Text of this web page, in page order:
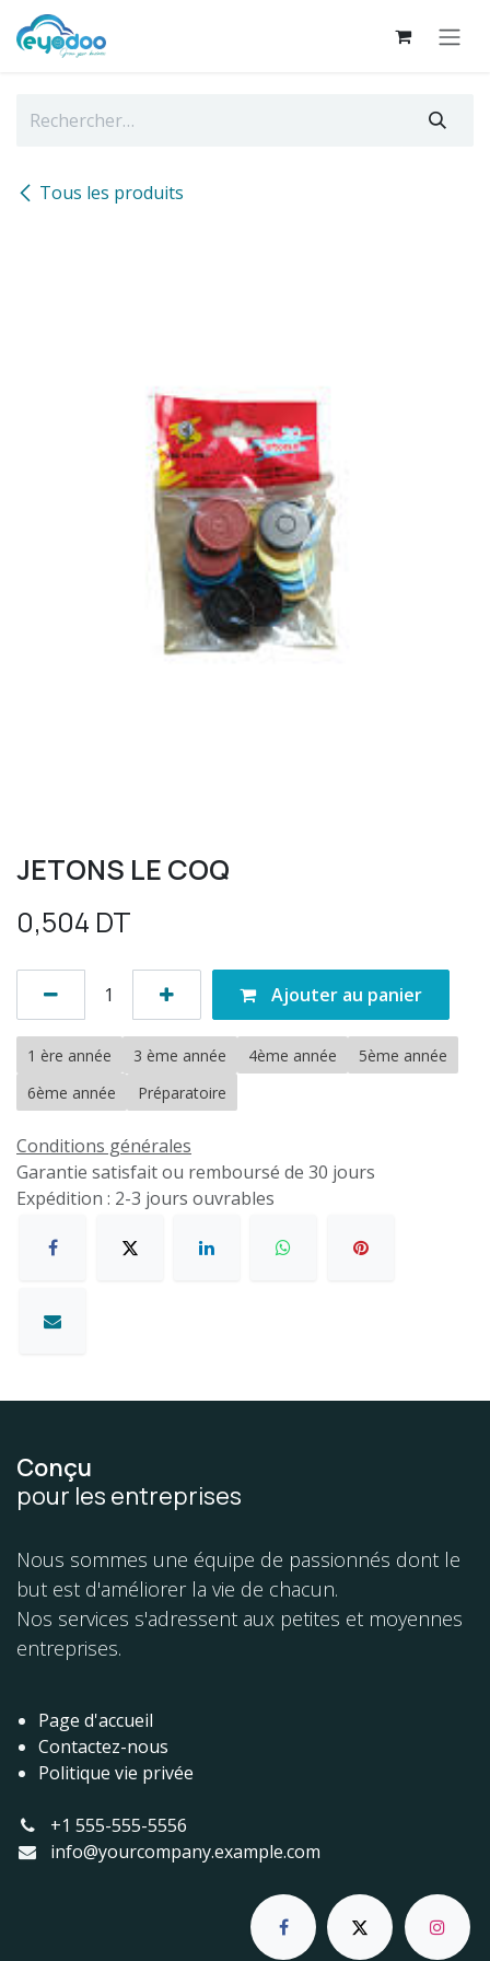
Se rendre au contenu
Tous les produits
JETONS LE COQ
0,504 DT
Ajouter au panier
1 ère année 3 ème année 4ème année
5ème année
6ème année
Préparatoire
Conditions générales
Garantie satisfait ou remboursé de 30 jours
Expédition : 2-3 jours ouvrables
Conçu
pour les entreprises
Nous sommes une équipe de passionnés dont le
but est d'améliorer la vie de chacun.
Nos services s'adressent aux petites et moyennes
entreprises.
Page d'accueil
Contactez-nous
Politique vie privée
+1 555-555-5556
info@yourcompany.example.com